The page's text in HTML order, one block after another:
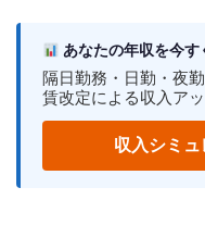
あなたの年収を今す
隔日勤務・日勤・夜
賃改定による収入ア
収入シミ